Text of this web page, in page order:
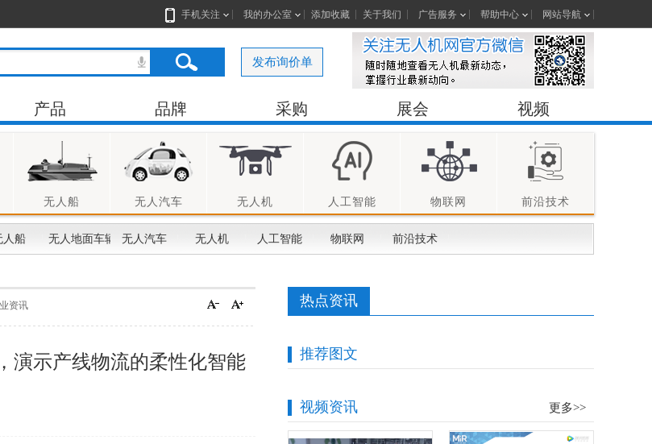
手机关注 我的办公室 添加收藏 关于我们 广告服务 帮助中心 网站导航
发布询价单
产品 品牌 采购 展会 视频
无人船 无人汽车 无人机 人工智能 物联网 前沿技术
人船 无人地面车辆 无人汽车 无人机 人工智能 物联网 前沿技术
资讯
演示产线物流的柔性化智能
热点资讯
推荐图文
视频资讯 更多>>